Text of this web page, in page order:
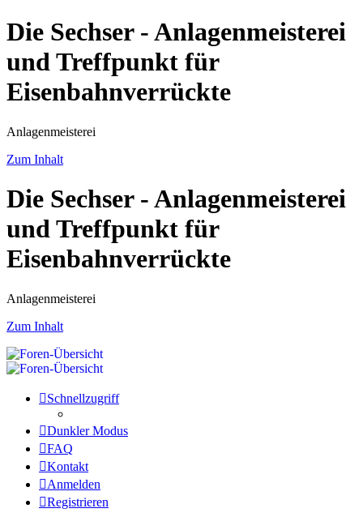
Die Sechser - Anlagenmeisterei
und Treffpunkt für
Eisenbahnverrückte
Anlagenmeisterei
Zum Inhalt
Die Sechser - Anlagenmeisterei
und Treffpunkt für
Eisenbahnverrückte
Anlagenmeisterei
Zum Inhalt
Schnellzugriff
Dunkler Modus
FAQ
Kontakt
Anmelden
Registrieren